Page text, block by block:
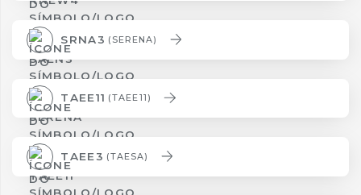
SRNA3 (SERENA)
TAEE11 (TAEE11)
TAEE3 (TAESA)